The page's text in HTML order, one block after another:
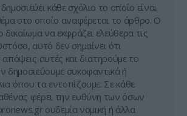
κάθε σχόλιο το οποίο είναι
στο οποίο αναφέρεται το άρθρο. Ο
δικαίωμα να εκφράζει ελεύθερα τις
αυτό δεν σημαίνει ότι
απόψεις αυτές και διατηρούμε το
δημοσιεύουμε συκοφαντικά ή
όπου τα εντοπίζουμε. Σε κάθε
φέρει την ευθύνη των όσων
ουδεμία νομική ή άλλα